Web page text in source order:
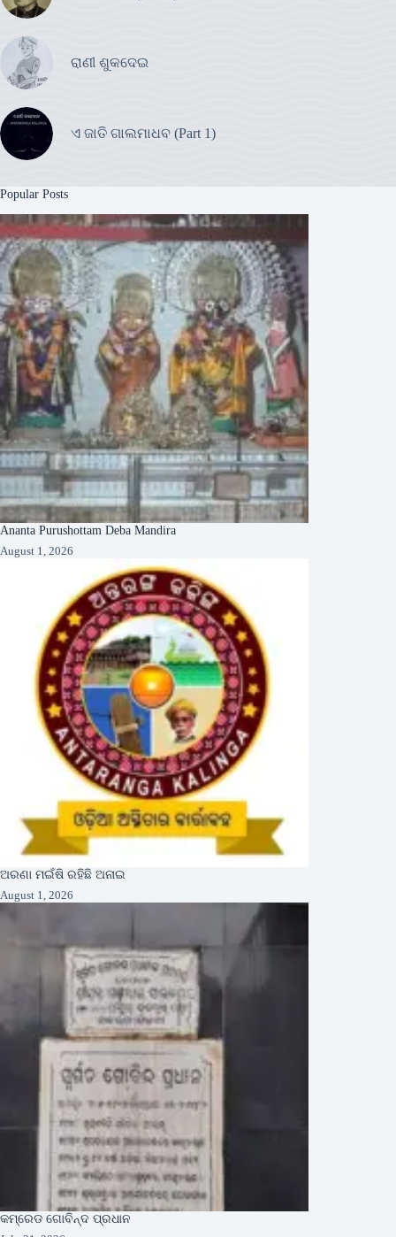
ରାଣୀ ଶୁକଦେଇ
ଏ ଜାତି ଗାଲମାଧବ (Part 1)
Popular Posts
Ananta Purushottam Deba Mandira
August 1, 2026
ଅରଣା ମଇଁଷି ରହିଛି ଅନାଇ
August 1, 2026
କମ୍ରେଡ ଗୋବିନ୍ଦ ପ୍ରଧାନ